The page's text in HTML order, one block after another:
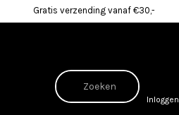
Gratis verzending vanaf €30,-
Inloggen